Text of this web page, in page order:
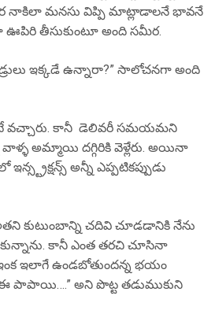
నాకిలా మనసు విప్పి మాట్లాడాలనే భావనే
ఊపిరి తీసుకుంటూ అంది సమీర.
ఇక్కడే ఉన్నారా?” సాలోచనగా అంది
వచ్చారు. కానీ డెలివరీ సమయమని
వాళ్ళ అమ్మాయి దగ్గిరికి వెళ్లేరు. అయినా
అన్నీ ఎప్పటికప్పుడు
కుటుంబాన్ని చదివి చూడడానికి నేను
కానీ ఎంత తరచి చూసినా
ఇలాగే ఉండబోతుందన్న భయం
ఈ పాపాయి….” అని పొట్ట తడుముకుని